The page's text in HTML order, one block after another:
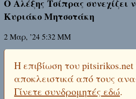
Ο Αλέξης Τσίπρας συνεχίζει
Κυριάκο Μητσοτάκη
2 Μαρ, ’24 5:32 ΜΜ
Η επιβίωση του
αποκλειστικά από τους
Γίνετε συνδρομητές εδώ.